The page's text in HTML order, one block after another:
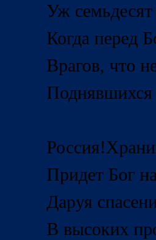
Уж
Когда перед
Врагов, что
Поднявшихся
Россия!
Придет Бог
Даруя
В высоких